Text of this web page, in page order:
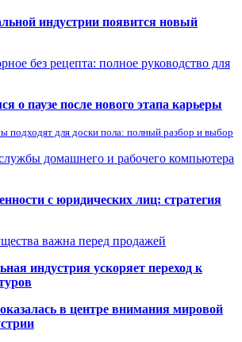
индустрии появится новый
без рецепта: полное руководство для
о паузе после нового этапа карьеры
подходят для доски пола: полный разбор и выбор
домашнего и рабочего компьютера
с юридических лиц: стратегия
важна перед продажей
индустрия ускоряет переход к
в центре внимания мировой